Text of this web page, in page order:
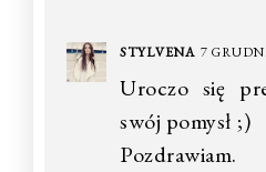
STYLVENA 7
Uroczo się
swój pomysł ;)
Pozdrawiam.